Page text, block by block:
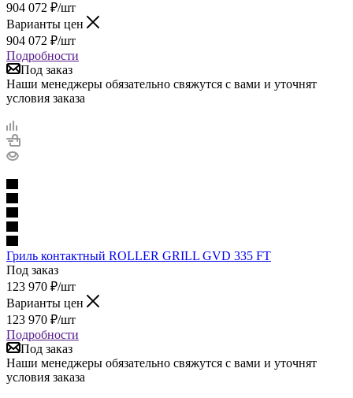
904 072 ₽/шт
Варианты цен
904 072 ₽/шт
Подробности
Под заказ
Наши менеджеры обязательно свяжутся с вами и уточнят
условия заказа
Гриль контактный ROLLER GRILL GVD 335 FT
Под заказ
123 970 ₽/шт
Варианты цен
123 970 ₽/шт
Подробности
Под заказ
Наши менеджеры обязательно свяжутся с вами и уточнят
условия заказа